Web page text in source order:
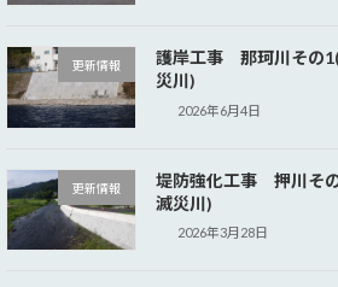
更新情報
護岸工事 那珂川その
災川)
2026年6月4日
更新情報
堤防強化工事 押川そ
滅災川)
2026年3月28日